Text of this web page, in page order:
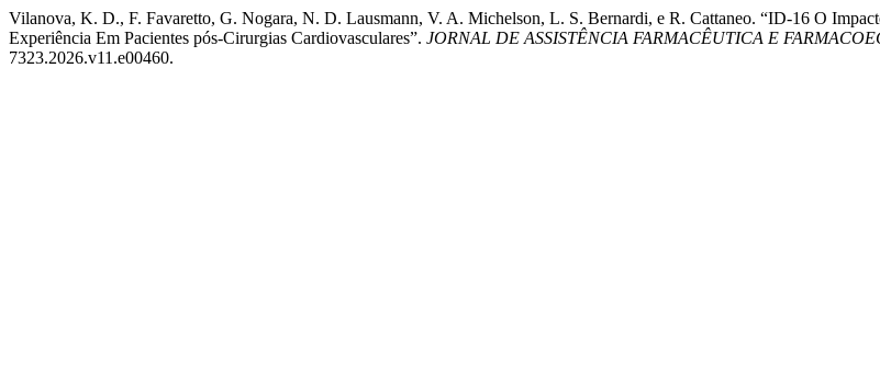
Vilanova, K. D., F. Favaretto, G. Nogara, N. D. Lausmann, V. A. Michelson, L. S. Bernardi, e R. Cattaneo. “ID-16 O
Experiência Em Pacientes pós-Cirurgias Cardiovasculares”. JORNAL DE ASSISTÊNCIA FARMACÊUTICA E
7323.2026.v11.e00460.